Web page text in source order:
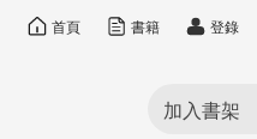
目錄
首頁 書籍 登錄